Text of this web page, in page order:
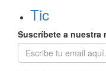
Tic
Suscríbete a nuestra